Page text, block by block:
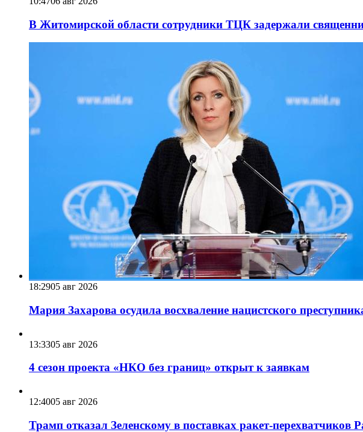
В Житомирской области сотрудники ТЦК задержали
18:2905 авг 2026
Мария Захарова осудила восхваление нацистского
13:3305 авг 2026
4 сезон проекта «НКО без границ» открыт к заявкам
12:4005 авг 2026
Трамп отказал Зеленскому в поставках ракет-перехватчиков